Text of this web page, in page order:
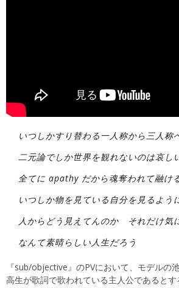
いつしかすり替わる一人称から三人称
二元論でしか世界を観れないのは哀し
全てに apathy だから魂奪われて融け
いつしか物を見ている自分を見るよう
人からどう見えてんのか それだけ気
なんて素晴らしい人生だろう
『sub/objective』のPVにおいて、モデルの
高生が歌詞で歌われている主人公であると